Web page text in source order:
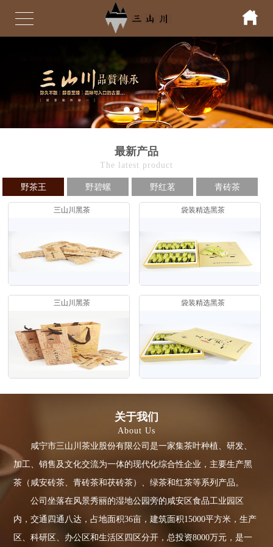
最新产品
The latest product
野茶王 野碧螺 野红茗 青砖茶
三山川黑茶 袋装精选黑茶
三山川黑茶 袋装精选黑茶
关于我们
About Us
咸宁市三山川茶业股份有限公司是一家集茶叶种植、研发、
加工、销售及文化交流为一体的现代化综合性企业，主要生产黑
茶（咸安砖茶、青砖茶和茯砖茶）、绿茶和红茶等系列产品。
公司坐落在风景秀丽的湿地公园旁的咸安区食品工业园区
内，交通四通八达，占地面积36亩，建筑面积15000平方米，生产
区、科研区、办公区和生活区四区分开，总投资8000万元，是一